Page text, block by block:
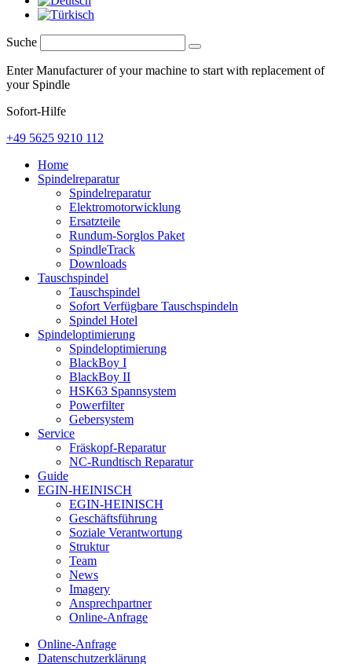
Suche
Enter Manufacturer of your machine to start with replacement of
your Spindle
Sofort-Hilfe
+49 5625 9210 112
Home
Spindelreparatur
Spindelreparatur
Elektromotorwicklung
Ersatzteile
Rundum-Sorglos Paket
SpindleTrack
Downloads
Tauschspindel
Tauschspindel
Sofort Verfügbare Tauschspindeln
Spindel Hotel
Spindeloptimierung
Spindeloptimierung
BlackBoy I
BlackBoy II
HSK63 Spannsystem
Powerfilter
Gebersystem
Service
Fräskopf-Reparatur
NC-Rundtisch Reparatur
Guide
EGIN-HEINISCH
EGIN-HEINISCH
Geschäftsführung
Soziale Verantwortung
Struktur
Team
News
Imagery
Ansprechpartner
Online-Anfrage
Online-Anfrage
Datenschutzerklärung